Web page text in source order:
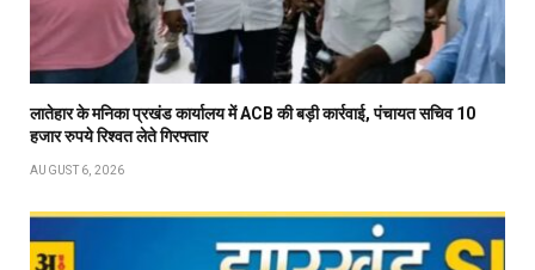
लातेहार के मनिका प्रखंड कार्यालय में ACB की बड़ी कार्रवाई, पंचायत सचिव 10
हजार रुपये रिश्वत लेते गिरफ्तार
AUGUST 6, 2026